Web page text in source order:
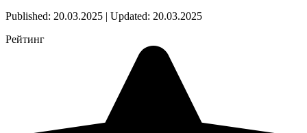
Published: 20.03.2025 | Updated: 20.03.2025
Рейтинг